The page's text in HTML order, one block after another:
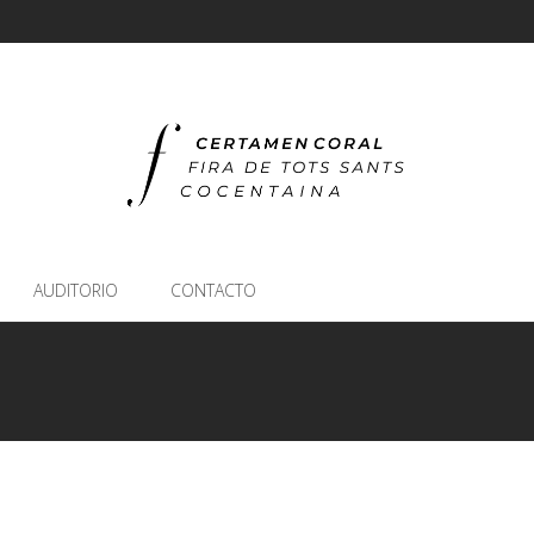
AUDITORIO CONTACTO